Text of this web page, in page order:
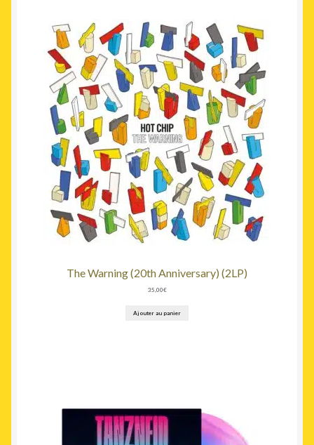
The Warning (20th Anniversary) (2LP)
35,00€
Ajouter au panier